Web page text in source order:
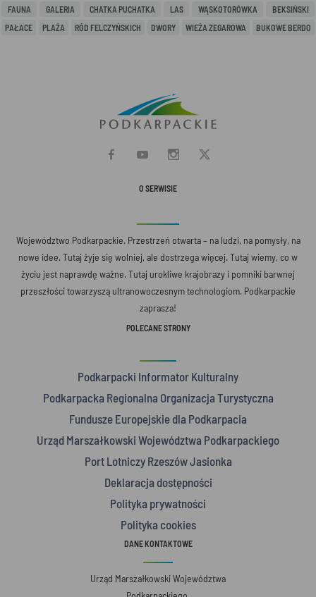
FAUNA
GALERIA CHATKA PUCHATKA LAS WĄSKOTORÓWKA
BEKSIŃSKI
PAŁACE
PLAŻA RÓD FELCZYŃSKICH DWORY WIEŻA ZEGAROWA BUKOWE BERDO
O SERWISIE
Województwo Podkarpackie. Przestrzeń otwarta – na ludzi, na pomysły, na
nowe idee. Tutaj żyje się wolniej, ale dostrzega więcej. Tutaj wiemy, co w
życiu jest naprawdę ważne. Tutaj urokliwe krajobrazy i pomniki barwnej
przeszłości towarzyszą ultranowoczesnym technologiom. Podkarpackie
zaprasza!
POLECANE STRONY
Podkarpacki Informator Kulturalny
Podkarpacka Regionalna Organizacja Turystyczna
Fundusze Europejskie dla Podkarpacia
Urząd Marszałkowski Województwa Podkarpackiego
Port Lotniczy Rzeszów Jasionka
Deklaracja dostępności
Polityka prywatności
Polityka cookies
DANE KONTAKTOWE
Urząd Marszałkowski Województwa